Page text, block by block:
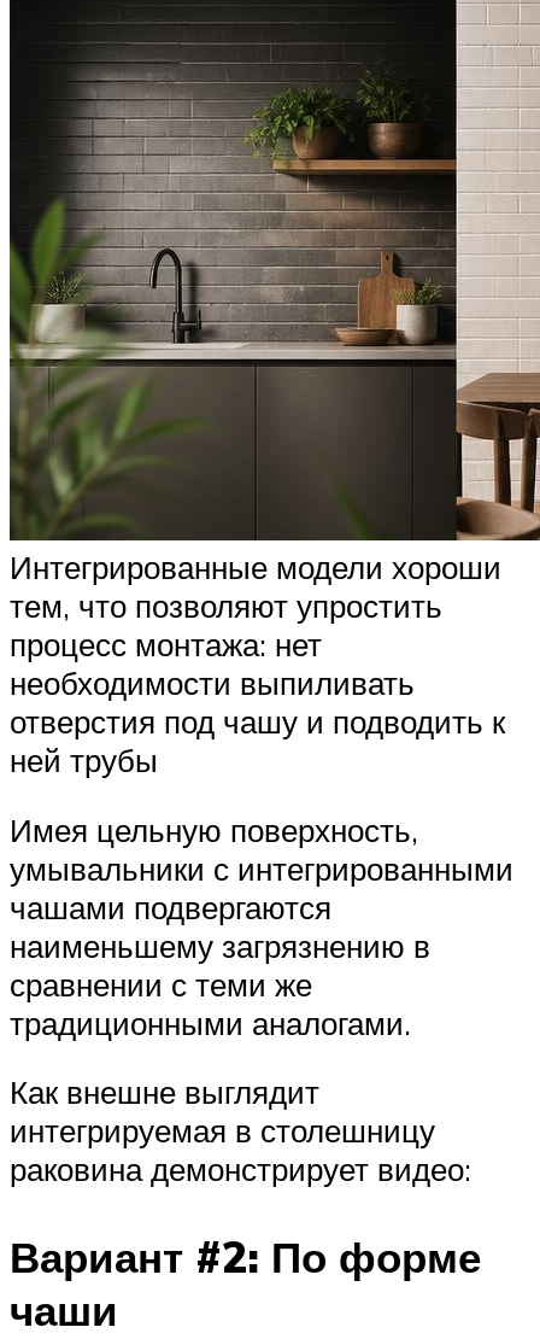
Интегрированные модели хороши
тем, что позволяют упростить
процесс монтажа: нет
необходимости выпиливать
отверстия под чашу и подводить к
ней трубы
Имея цельную поверхность,
умывальники с интегрированными
чашами подвергаются
наименьшему загрязнению в
сравнении с теми же
традиционными аналогами.
Как внешне выглядит
интегрируемая в столешницу
раковина демонстрирует видео:
Вариант #2: По форме
чаши